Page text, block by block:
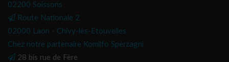
02200 Soissons
Route Nationale 2
02000 Laon - Chivy-lès-Etouvelles
Chez notre partenaire Komilfo Sperzagni
28 bis rue de Fère